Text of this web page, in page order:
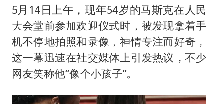
5月14日上午，现年54岁的马斯克在人民
大会堂前参加欢迎仪式时，被发现拿着手
机不停地拍照和录像，神情专注而好奇，
这一幕迅速在社交媒体上引发热议，不少
网友笑称他“像个小孩子”。